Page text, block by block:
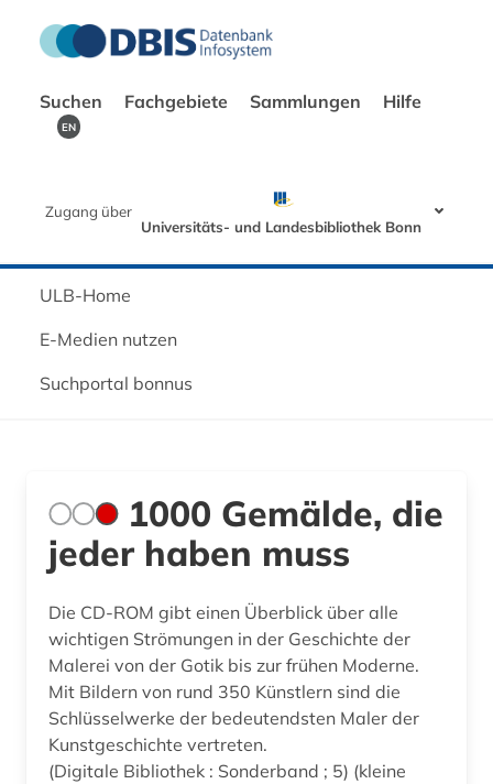
Suchen Fachgebiete Sammlungen Hilfe
EN
Zugang über
Universitäts- und Landesbibliothek Bonn
ULB-Home
E-Medien nutzen
Suchportal bonnus
1000 Gemälde, die
jeder haben muss
Die CD-ROM gibt einen Überblick über alle
wichtigen Strömungen in der Geschichte der
Malerei von der Gotik bis zur frühen Moderne.
Mit Bildern von rund 350 Künstlern sind die
Schlüsselwerke der bedeutendsten Maler der
Kunstgeschichte vertreten.
(Digitale Bibliothek : Sonderband ; 5) (kleine